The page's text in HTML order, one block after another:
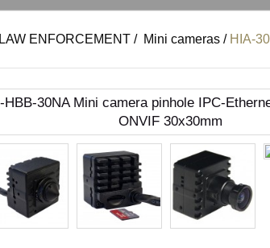
LAW ENFORCEMENT / Mini cameras / HIA-